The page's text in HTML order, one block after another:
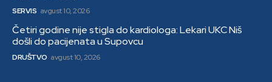
SERVIS avgust 10, 2026
Četiri godine nije stigla do kardiologa: Lekari UKC Niš
došli do pacijenata u Supovcu
DRUŠTVO avgust 10, 2026